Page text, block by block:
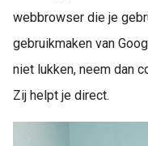
webbrowser die je
gebruikmaken van
niet lukken, neem dan
Zij helpt je direct.